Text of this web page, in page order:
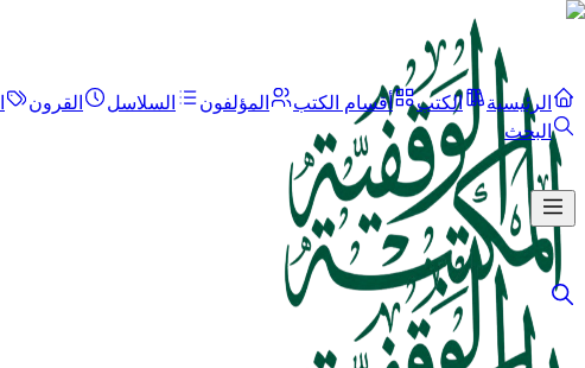
الرئيسية الكتب أقسام الكتب المؤلفون السلاسل القرون
البحث